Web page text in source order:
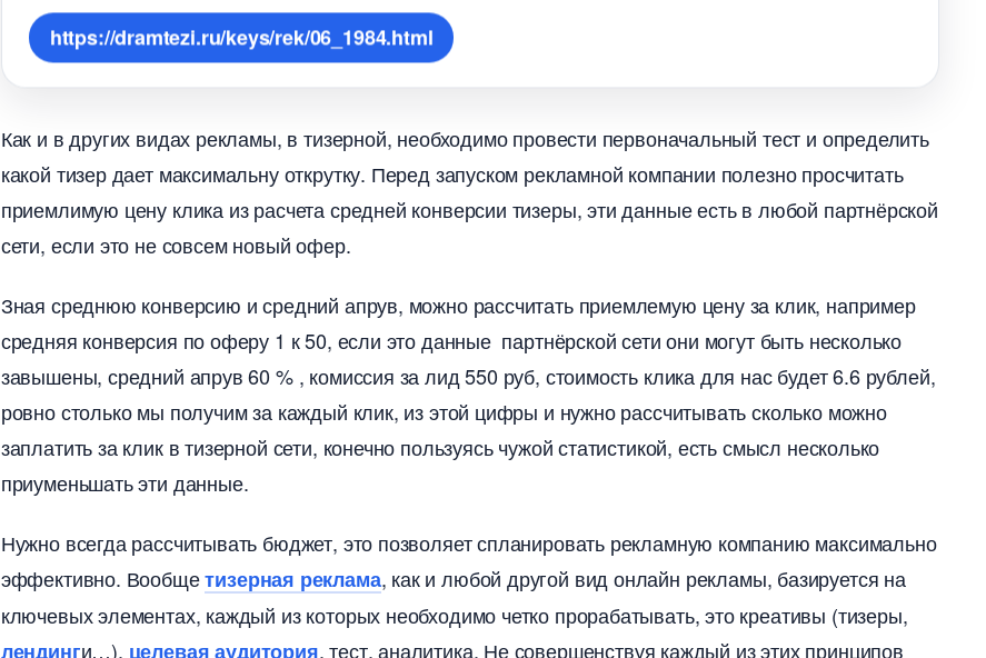
https://dramtezi.ru/keys/rek/06_1984.html
Как и в других видах рекламы, в тизерной, необходимо провести первоначальный тест и определить
какой тизер дает максимальну открутку. Перед запуском рекламной компании полезно просчитать
приемлимую цену клика из расчета средней конверсии тизеры, эти данные есть в любой партнёрской
сети, если это не совсем новый офер.
Зная среднюю конверсию и средний апрув, можно рассчитать приемлемую цену за клик, например
средняя конверсия по оферу 1 к 50, если это данные партнёрской сети они могут быть несколько
завышены, средний апрув 60 % , комиссия за лид 550 руб, стоимость клика для нас будет 6.6 рублей,
ровно столько мы получим за каждый клик, из этой цифры и нужно рассчитывать сколько можно
заплатить за клик в тизерной сети, конечно пользуясь чужой статистикой, есть смысл несколько
приуменьшать эти данные.
Нужно всегда рассчитывать бюджет, это позволяет спланировать рекламную компанию максимально
эффективно. Вообщетизерная реклама, как и любой другой вид онлайн рекламы, базируется на
ключевых элементах, каждый из которых необходимо четко прорабатывать, это креативы (тизеры,
лендини…), целевая аудитория, тест, аналитика. Не совершенствуя каждый из этих принципо